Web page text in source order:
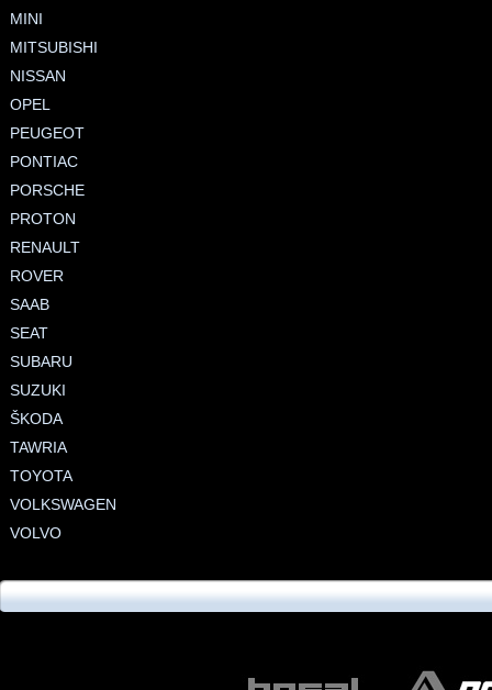
MINI
MITSUBISHI
NISSAN
OPEL
PEUGEOT
PONTIAC
PORSCHE
PROTON
RENAULT
ROVER
SAAB
SEAT
SUBARU
SUZUKI
ŠKODA
TAWRIA
TOYOTA
VOLKSWAGEN
VOLVO